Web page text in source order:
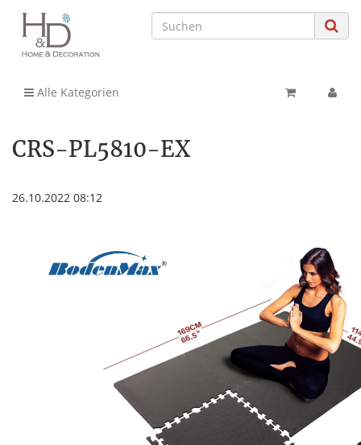
Alle Kategorien
CRS-PL5810-EX
26.10.2022 08:12